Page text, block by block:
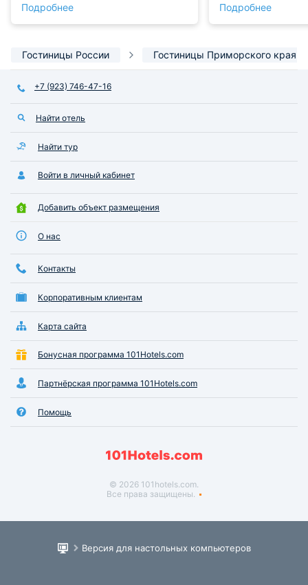
необходимое есть, уютно по
домашнему. Одно не
синтетическое, я такое не люблю,
Цена отличная для такого отеля.
Под окном железная дорога,
слышно, как ездят поезда, но мне
это не мешало никак. В
следующий раз с удовольствием
остановимся здесь опять.
Подробнее Подробнее
Гостиницы России Гостиницы Приморского края
+7 (923) 746-47-16
Найти отель
Найти тур
Войти в личный кабинет
Добавить объект размещения
О нас
Контакты
Корпоративным клиентам
Карта сайта
Бонусная программа 101Hotels.com
Партнёрская программа 101Hotels.com
Помощь
© 2026 101hotels.com.
Все права защищены.
Версия для настольных компьютеров